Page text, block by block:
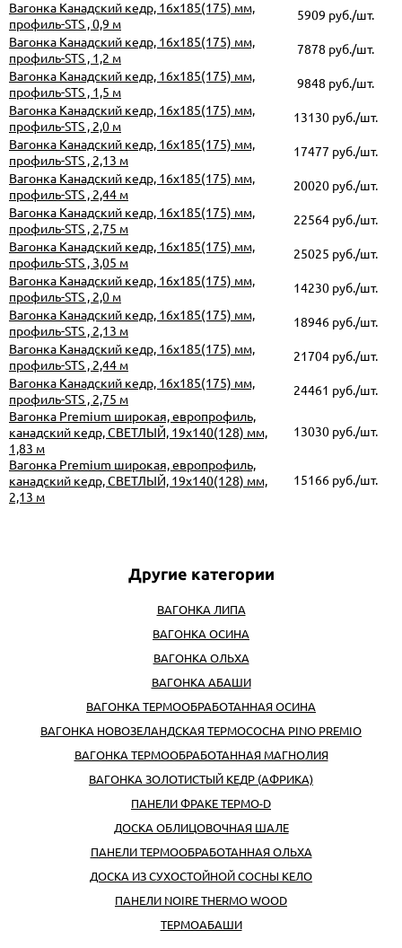
Вагонка Канадский кедр, 16х185(175) мм,
профиль-STS , 0,9 м
5909 руб./шт.
Вагонка Канадский кедр, 16х185(175) мм,
профиль-STS , 1,2 м
7878 руб./шт.
Вагонка Канадский кедр, 16х185(175) мм,
профиль-STS , 1,5 м
9848 руб./шт.
Вагонка Канадский кедр, 16х185(175) мм,
профиль-STS , 2,0 м
13130 руб./шт.
Вагонка Канадский кедр, 16х185(175) мм,
профиль-STS , 2,13 м
17477 руб./шт.
Вагонка Канадский кедр, 16х185(175) мм,
профиль-STS , 2,44 м
20020 руб./шт.
Вагонка Канадский кедр, 16х185(175) мм,
профиль-STS , 2,75 м
22564 руб./шт.
Вагонка Канадский кедр, 16х185(175) мм,
профиль-STS , 3,05 м
25025 руб./шт.
Вагонка Канадский кедр, 16х185(175) мм,
профиль-STS , 2,0 м
14230 руб./шт.
Вагонка Канадский кедр, 16х185(175) мм,
профиль-STS , 2,13 м
18946 руб./шт.
Вагонка Канадский кедр, 16х185(175) мм,
профиль-STS , 2,44 м
21704 руб./шт.
Вагонка Канадский кедр, 16х185(175) мм,
профиль-STS , 2,75 м
24461 руб./шт.
Вагонка Premium широкая, европрофиль,
канадский кедр, СВЕТЛЫЙ, 19х140(128) мм,
1,83 м
13030 руб./шт.
Вагонка Premium широкая, европрофиль,
канадский кедр, СВЕТЛЫЙ, 19х140(128) мм,
2,13 м
15166 руб./шт.
ВАГОНКА ЛИПА
ВАГОНКА ОСИНА
ВАГОНКА ОЛЬХА
ВАГОНКА АБАШИ
ВАГОНКА ТЕРМООБРАБОТАННАЯ ОСИНА
ВАГОНКА НОВОЗЕЛАНДСКАЯ ТЕРМОСОСНА PINO PREMIO
ВАГОНКА ТЕРМООБРАБОТАННАЯ МАГНОЛИЯ
ВАГОНКА ЗОЛОТИСТЫЙ КЕДР (АФРИКА)
ПАНЕЛИ ФРАКЕ ТЕРМО-D
ДОСКА ОБЛИЦОВОЧНАЯ ШАЛЕ
ПАНЕЛИ ТЕРМООБРАБОТАННАЯ ОЛЬХА
ДОСКА ИЗ СУХОСТОЙНОЙ СОСНЫ КЕЛО
ПАНЕЛИ NOIRE THERMO WOOD
ТЕРМОАБАШИ